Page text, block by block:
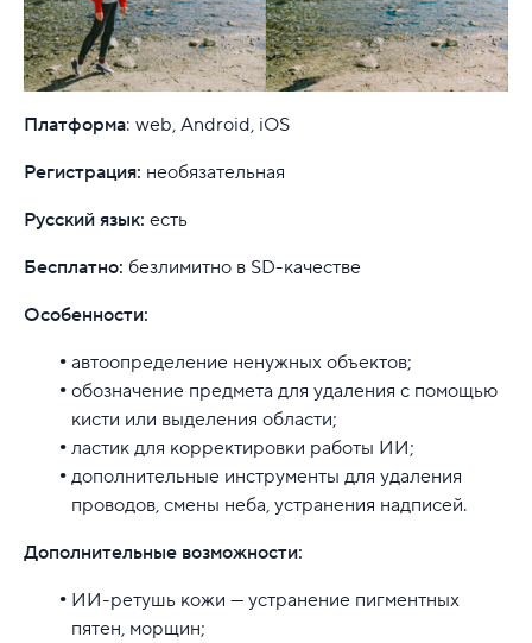
Платформа: web, Android, iOS
Регистрация: необязательная
Русский язык: есть
Бесплатно: безлимитно в SD-качестве
Особенности:
автоопределение ненужных объектов;
обозначение предмета для удаления с помощью
кисти или выделения области;
ластик для корректировки работы ИИ;
дополнительные инструменты для удаления
проводов, смены неба, устранения надписей.
Дополнительные возможности:
ИИ-ретушь кожи — устранение пигментных
пятен, морщин;